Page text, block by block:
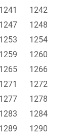
1241
1242
1247
1248
1253
1254
1259
1260
1265
1266
1271
1272
1277
1278
1283
1284
1289
1290